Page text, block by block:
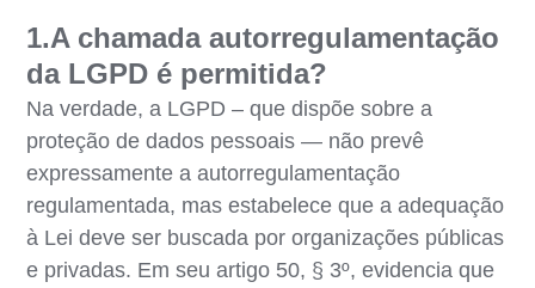
1.A chamada autorregulamentação
da LGPD é permitida?
Na verdade, a LGPD – que dispõe sobre a
proteção de dados pessoais — não prevê
expressamente a autorregulamentação
regulamentada, mas estabelece que a adequação
à Lei deve ser buscada por organizações públicas
e privadas. Em seu artigo 50, § 3º, evidencia que